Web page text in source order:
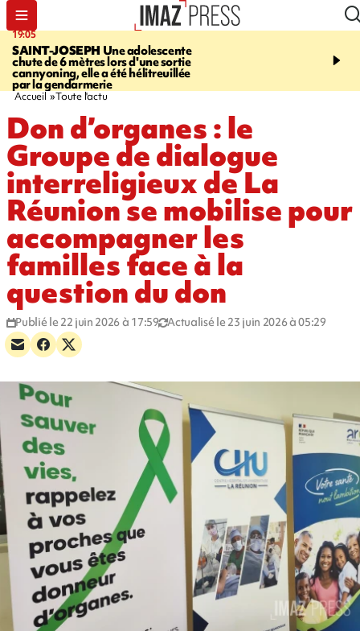
20:44
À RETENIR CE SOIRGramoune
rouée de coups, cycliste, squishy,
personne disparue et champion de
para-natation
20:35
assure que le
Accueil Toute l'actu
Don d’organes : le
Groupe de dialogue
interreligieux de La
Réunion se mobilise pour
accompagner les
familles face à la
question du don
Publié le 22 juin 2026 à 17:59 Actualisé le 23 juin 2026 à 05:29